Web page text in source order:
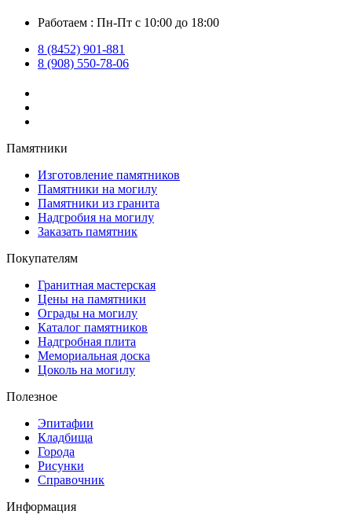
Работаем : Пн-Пт с 10:00 до 18:00
8 (8452) 901-881
8 (908) 550-78-06
Памятники
Изготовление памятников
Памятники на могилу
Памятники из гранита
Надгробия на могилу
Заказать памятник
Покупателям
Гранитная мастерская
Цены на памятники
Ограды на могилу
Каталог памятников
Надгробная плита
Мемориальная доска
Цоколь на могилу
Полезное
Эпитафии
Кладбища
Города
Рисунки
Справочник
Информация